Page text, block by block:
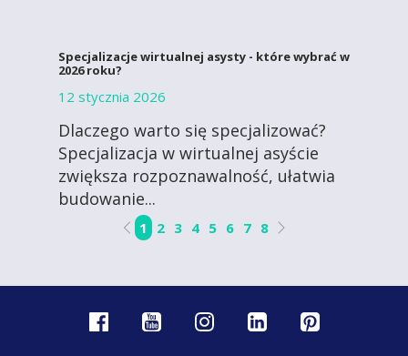
Specjalizacje wirtualnej asysty - które wybrać w
2026 roku?
12 stycznia 2026
Dlaczego warto się specjalizować?
Specjalizacja w wirtualnej asyście
zwiększa rozpoznawalność, ułatwia
budowanie...
1 2 3 4 5 6 7 8